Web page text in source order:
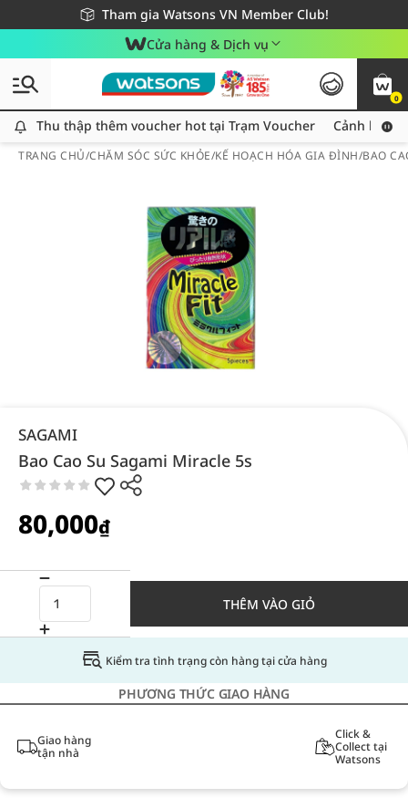
Tham gia Watsons VN Member Club!
Miễn phí giao hàng cho đơn hàng từ 249,000Đ
Giao hàng nhanh 24h - Áp dụng khu vực TP. Hồ Chí Minh
Cửa hàng & Dịch vụ
0
Thu thập thêm voucher hot tại Trạm Voucher
Thu thập thêm voucher hot tại Trạm Voucher Cảnh báo
TRANG CHỦ/CHĂM SÓC SỨC KHỎE/KẾ HOẠCH HÓA GIA ĐÌNH/BAO
SAGAMI
Bao Cao Su Sagami Miracle 5s
80,000₫
THÊM VÀO GIỎ
Kiểm tra tình trạng còn hàng tại cửa hàng
PHƯƠNG THỨC GIAO HÀNG
Giao hàng
tận nhà
Click &
Collect tại
Watsons